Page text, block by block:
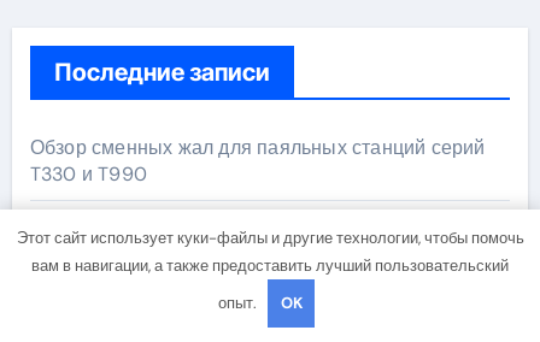
Последние записи
Обзор сменных жал для паяльных станций серий
T330 и T990
Прошивные базальтовые маты с сертификатом
негорючести
Освоение современных профессий в онлайн-
Этот сайт использует куки-файлы и другие технологии, чтобы помочь
вам в навигации, а также предоставить лучший пользовательский
опыт.
OK